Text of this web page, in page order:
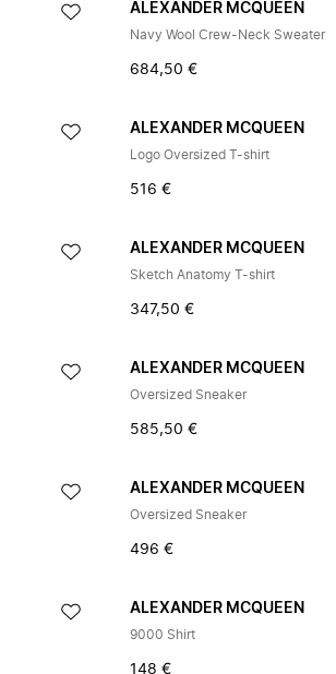
ALEXANDER MCQUEEN
Navy Wool Crew-Neck Sweater
684,50 €
ALEXANDER MCQUEEN
Logo Oversized T-shirt
516 €
ALEXANDER MCQUEEN
Sketch Anatomy T-shirt
347,50 €
ALEXANDER MCQUEEN
Oversized Sneaker
585,50 €
ALEXANDER MCQUEEN
Oversized Sneaker
496 €
ALEXANDER MCQUEEN
9000 Shirt
148 €